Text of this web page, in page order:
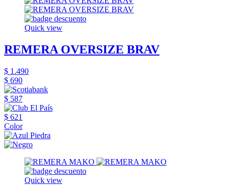
Quick view
REMERA OVERSIZE BRAV
$ 1.490
$ 690
$ 587
$ 621
Color
Quick view